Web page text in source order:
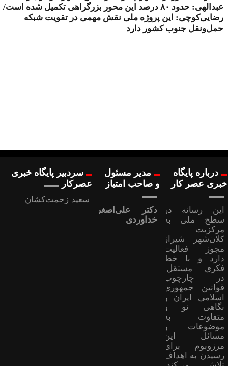
عبدالهی: حدود ۸۰ درصد این محور بزرگراهی تکمیل شده است/
رضایی‌کوچی: این پروژه ملی نقش مهمی در تقویت شبکه
حمل‌ونقل جنوب کشور دارد
درباره پایگاه
خبری عصر کار
این رسانه در
سطح ملی به
مرکزیت
کلان‌شهر شیراز
مجوز فعالیت
دارد و با خط
فکری مستقل،
در چارچوب
قوانین جمهوری
اسلامی ایران و
نگاهی نو و
متفاوت به
موضوعات ‌و
مسائل این
مرزوبوم برای
رسیدن به اهداف
مدیر مسئول
و صاحب امتیاز
دکتر علی‌اصغر
خداوردی
سردبیر پایگاه خبری
عصرکار
سعید زحمت‌کشان